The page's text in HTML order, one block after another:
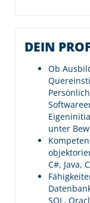
DEIN
Ob
unter
C#, Java,
SQL,